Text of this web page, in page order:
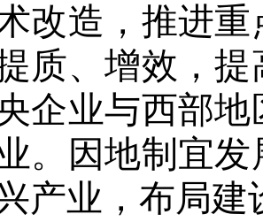
改造，推进
质、增效，
企业与西部
。因地制宜
产业，布局